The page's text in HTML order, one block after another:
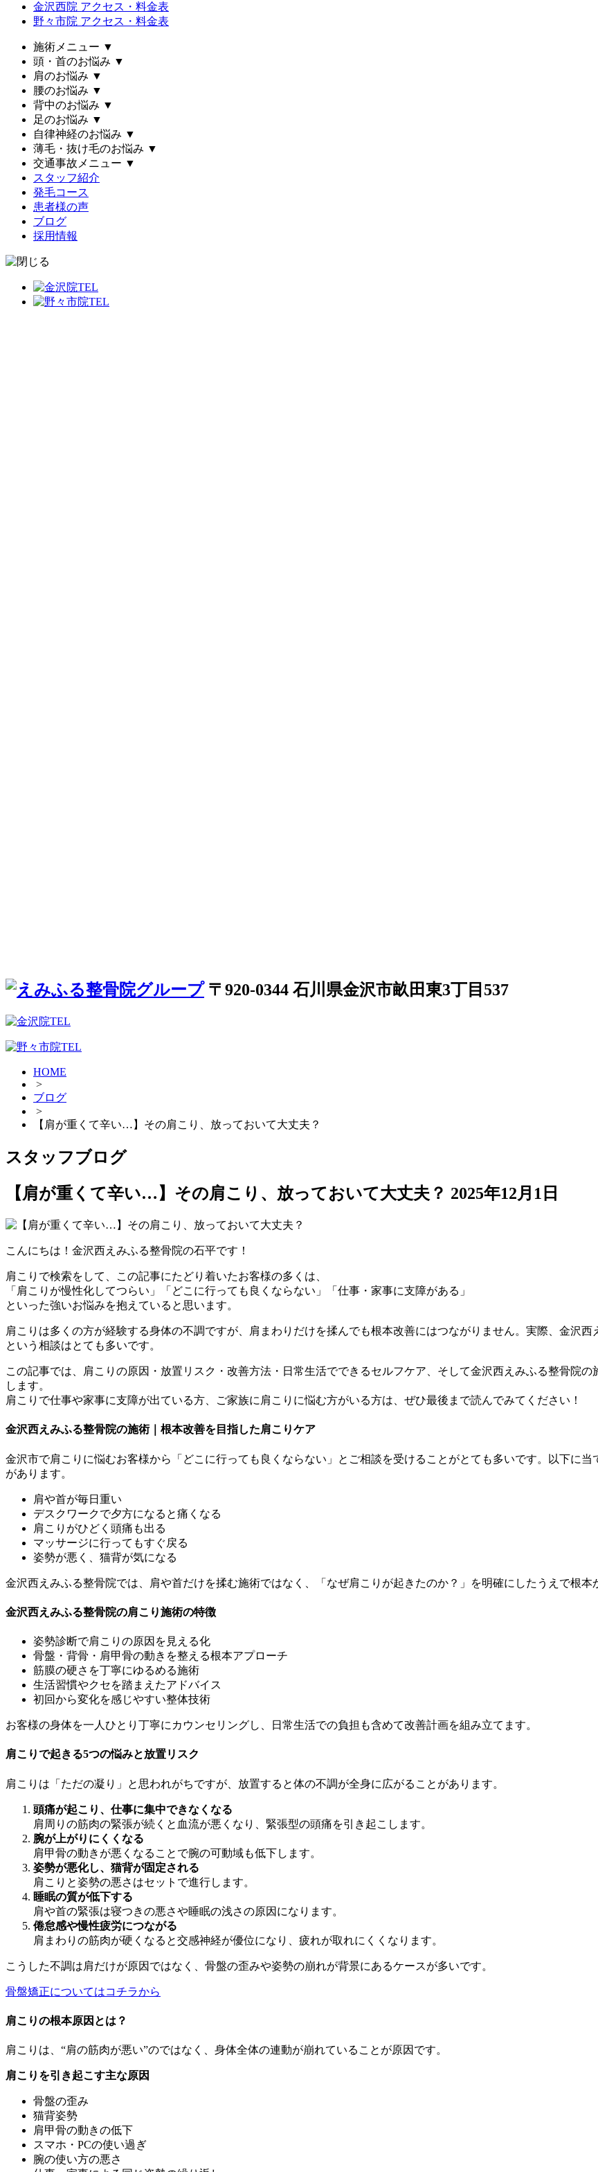
金沢西院 アクセス・料金表
野々市院 アクセス・料金表
施術メニュー ▼
頭・首のお悩み ▼
肩のお悩み ▼
腰のお悩み ▼
背中のお悩み ▼
足のお悩み ▼
自律神経のお悩み ▼
薄毛・抜け毛のお悩み ▼
交通事故メニュー ▼
スタッフ紹介
発毛コース
患者様の声
ブログ
採用情報
〒920-0344 石川県金沢市畝田東3丁目537
HOME
>
ブログ
>
【肩が重くて辛い…】その肩こり、放っておいて大丈夫？
スタッフブログ
【肩が重くて辛い…】その肩こり、放っておいて大丈夫？ 2025年12月1日
こんにちは！金沢西えみふる整骨院の石平です！
肩こりで検索をして、この記事にたどり着いたお客様の多くは、
「肩こりが慢性化してつらい」「どこに行っても良くならない」「仕事・家事に支障がある」
といった強いお悩みを抱えていると思います。
肩こりは多くの方が経験する身体の不調ですが、肩まわりだけを揉んでも根本改善にはつながりません。実際、金沢
という相談はとても多いです。
この記事では、肩こりの原因・放置リスク・改善方法・日常生活でできるセルフケア、そして金沢西えみふる整骨院
します。
肩こりで仕事や家事に支障が出ている方、ご家族に肩こりに悩む方がいる方は、ぜひ最後まで読んでみてください！
金沢西えみふる整骨院の施術｜根本改善を目指した肩こりケア
金沢市で肩こりに悩むお客様から「どこに行っても良くならない」とご相談を受けることがとても多いです。以下に
があります。
肩や首が毎日重い
デスクワークで夕方になると痛くなる
肩こりがひどく頭痛も出る
マッサージに行ってもすぐ戻る
姿勢が悪く、猫背が気になる
金沢西えみふる整骨院では、肩や首だけを揉む施術ではなく、「なぜ肩こりが起きたのか？」を明確にしたうえで根本
金沢西えみふる整骨院の肩こり施術の特徴
姿勢診断で肩こりの原因を見える化
骨盤・背骨・肩甲骨の動きを整える根本アプローチ
筋膜の硬さを丁寧にゆるめる施術
生活習慣やクセを踏まえたアドバイス
初回から変化を感じやすい整体技術
お客様の身体を一人ひとり丁寧にカウンセリングし、日常生活での負担も含めて改善計画を組み立てます。
肩こりで起きる5つの悩みと放置リスク
肩こりは「ただの凝り」と思われがちですが、放置すると体の不調が全身に広がることがあります。
頭痛が起こり、仕事に集中できなくなる
肩周りの筋肉の緊張が続くと血流が悪くなり、緊張型の頭痛を引き起こします。
腕が上がりにくくなる
肩甲骨の動きが悪くなることで腕の可動域も低下します。
姿勢が悪化し、猫背が固定される
肩こりと姿勢の悪さはセットで進行します。
睡眠の質が低下する
肩や首の緊張は寝つきの悪さや睡眠の浅さの原因になります。
倦怠感や慢性疲労につながる
肩まわりの筋肉が硬くなると交感神経が優位になり、疲れが取れにくくなります。
こうした不調は肩だけが原因ではなく、骨盤の歪みや姿勢の崩れが背景にあるケースが多いです。
骨盤矯正についてはコチラから
肩こりの根本原因とは？
肩こりは、“肩の筋肉が悪い”のではなく、身体全体の連動が崩れていることが原因です。
肩こりを引き起こす主な原因
骨盤の歪み
猫背姿勢
肩甲骨の動きの低下
スマホ・PCの使い過ぎ
腕の使い方の悪さ